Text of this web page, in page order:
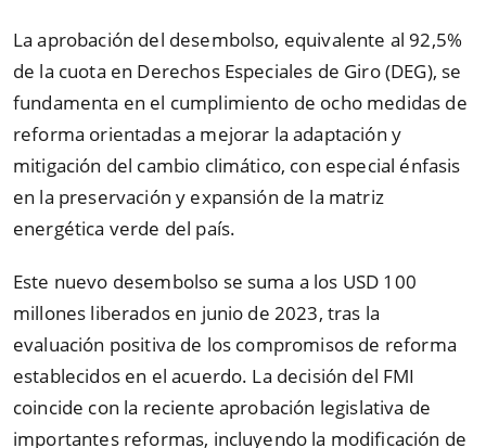
La aprobación del desembolso, equivalente al 92,5%
de la cuota en Derechos Especiales de Giro (DEG), se
fundamenta en el cumplimiento de ocho medidas de
reforma orientadas a mejorar la adaptación y
mitigación del cambio climático, con especial énfasis
en la preservación y expansión de la matriz
energética verde del país.
Este nuevo desembolso se suma a los USD 100
millones liberados en junio de 2023, tras la
evaluación positiva de los compromisos de reforma
establecidos en el acuerdo. La decisión del FMI
coincide con la reciente aprobación legislativa de
importantes reformas, incluyendo la modificación de